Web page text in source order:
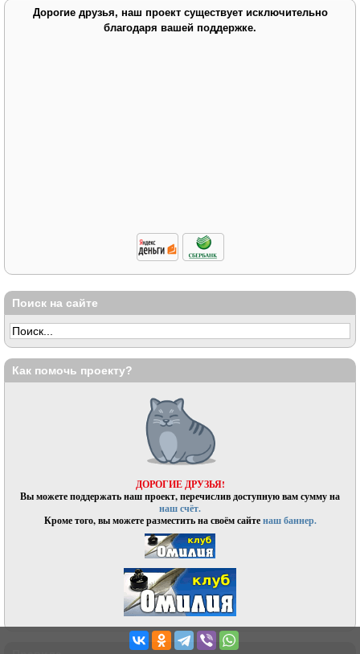
Дорогие друзья, наш проект существует исключительно
благодаря вашей поддержке.
Поиск на сайте
Как помочь проекту?
ДОРОГИЕ ДРУЗЬЯ!
Вы можете поддержать наш проект, перечислив доступную вам сумму на
наш счёт.
Кроме того, вы можете разместить на своём сайтенаш баннер.